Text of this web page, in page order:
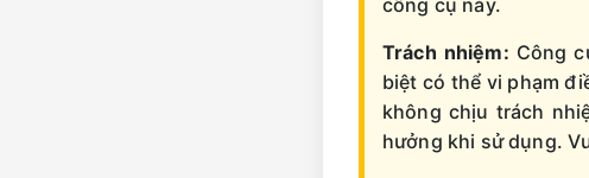
công cụ này.
Trách nhiệm: Công
biệt có thể vi phạm
không chịu trách
hưởng khi sử dụng.